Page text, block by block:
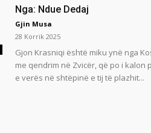
Nga: Ndue Dedaj
Gjin Musa
28 Korrik 2025
Gjon Krasniqi është miku ynë nga
me qendrim në Zvicër, që po i kalon
e verës në shtëpinë e tij të plazhit...